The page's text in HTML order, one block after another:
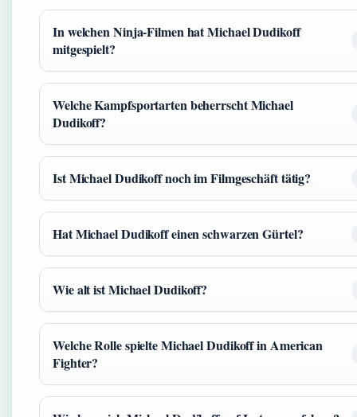
In welchen Ninja-Filmen hat Michael Dudikoff
mitgespielt?
Welche Kampfsportarten beherrscht Michael
Dudikoff?
Ist Michael Dudikoff noch im Filmgeschäft tätig?
Hat Michael Dudikoff einen schwarzen Gürtel?
Wie alt ist Michael Dudikoff?
Welche Rolle spielte Michael Dudikoff in American
Fighter?